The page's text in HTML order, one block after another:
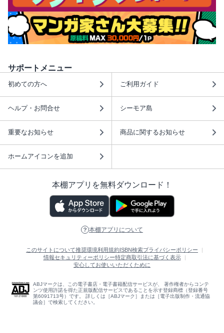
サポートメニュー
初めての方へ ご利用ガイド
ヘルプ・お問合せ シーモア島
重要なお知らせ 商品に関するお知らせ
ホームアイコンを追加
本棚アプリを無料ダウンロード！
本棚アプリについて
このサイトについて推奨環境利用規約 ISBN検索プライバシーポリシー
情報セキュリティーポリシー特定商取引法に基づく表示
安心してお使いいただくために
ABJマークは、この電子書店・電子書籍配信サービスが、 著作権者からコンテ
ンツ使用許諾を得た正規版配信サービスであることを示す登録商標（登録番号
第6091713号）です。 詳しくは［ABJマーク］または［電子出版制作・流通協
議会］で検索してください。